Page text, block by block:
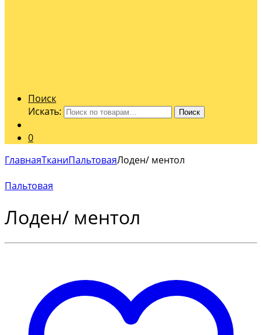
Поиск
Искать:
Поиск
0
ГлавнаяТканиПальтоваяЛоден/ ментол
Пальтовая
Лоден/ ментол